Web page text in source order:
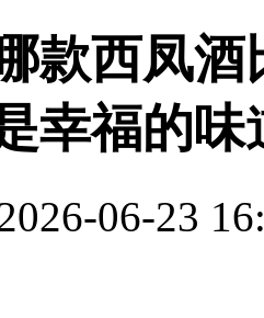
款西凤
幸福的味
06-23